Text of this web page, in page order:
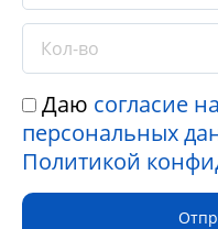
Даю согласие
персональных
Политикой